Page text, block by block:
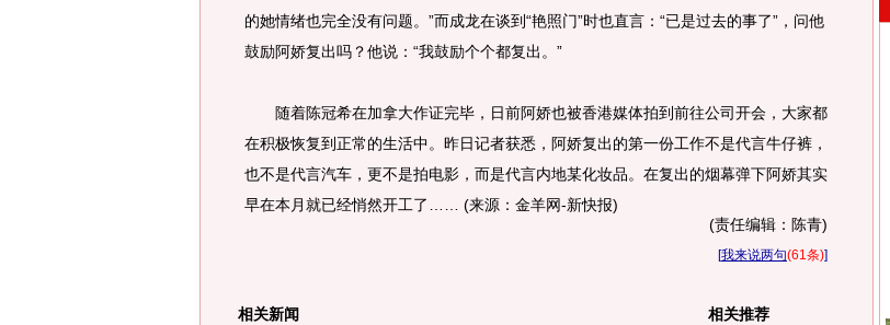
的她情绪也完全没有问题。”而成龙在谈到“艳照门”时也直言：“已是过去的事了”，问他
鼓励阿娇复出吗？他说：“我鼓励个个都复出。”
随着陈冠希在加拿大作证完毕，日前阿娇也被香港媒体拍到前往公司开会，大家都
在积极恢复到正常的生活中。昨日记者获悉，阿娇复出的第一份工作不是代言牛仔裤，
也不是代言汽车，更不是拍电影，而是代言内地某化妆品。在复出的烟幕弹下阿娇其实
早在本月就已经悄然开工了…… (来源：金羊网-新快报)
(责任编辑：陈青)
[我来说两句(61条)]
相关新闻
相关推荐